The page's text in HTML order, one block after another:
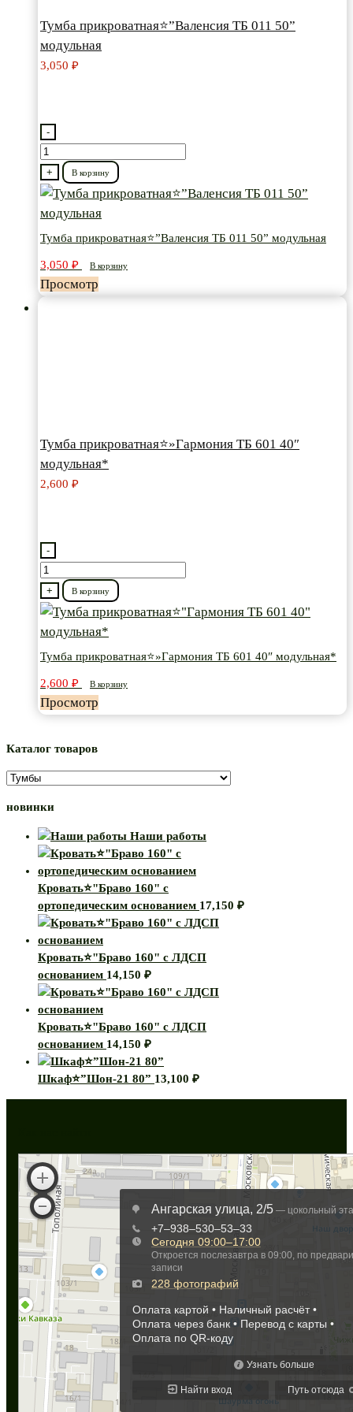
Тумба прикроватная⭐”Валенсия ТБ 011 50”
модульная
3,050 ₽
-
Количество
товара
Тумба
прикроватная⭐”Валенсия
011
50”
модульная
+ В корзину
Тумба прикроватная⭐”Валенсия ТБ 011 50” модульная
3,050 ₽ В корзину
Просмотр
Тумба прикроватная⭐»Гармония ТБ 601 40″
модульная*
2,600 ₽
-
Количество
товара
Тумба
прикроватная⭐"Гармония
601
40"
модульная*
+ В корзину
Тумба прикроватная⭐»Гармония ТБ 601 40″ модульная*
2,600 ₽ В корзину
Просмотр
Каталог товаров
новинки
Наши работы
Кровать⭐"Браво 160" с
ортопедическим основанием 17,150 ₽
Кровать⭐"Браво 160" с ЛДСП
основанием 14,150 ₽
Кровать⭐"Браво 160" с ЛДСП
основанием 14,150 ₽
Шкаф⭐”Шон-21 80” 13,100 ₽